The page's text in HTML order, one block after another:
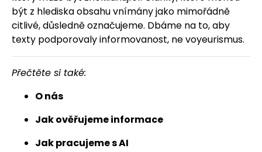
být z hlediska obsahu vnímány jako mimořádně
citlivé, důsledně označujeme. Dbáme na to, aby
texty podporovaly informovanost, ne voyeurismus.
Přečtěte si také:
O nás
Jak ověřujeme informace
Jak pracujeme s AI